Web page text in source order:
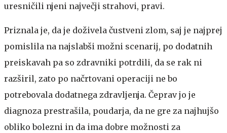
uresničili njeni največji strahovi, pravi.
Priznala je, da je doživela čustveni zlom, saj je najprej
pomislila na najslabši možni scenarij, po dodatnih
preiskavah pa so zdravniki potrdili, da se rak ni
razširil, zato po načrtovani operaciji ne bo
potrebovala dodatnega zdravljenja. Čeprav jo je
diagnoza prestrašila, poudarja, da ne gre za najhujšo
obliko bolezni in da ima dobre možnosti za